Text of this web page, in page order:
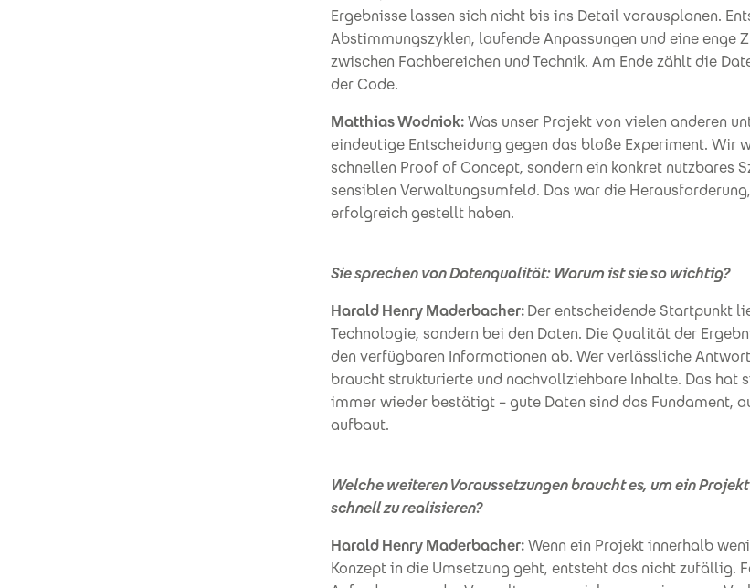
Ergebnisse lassen sich nicht bis ins Detail vorausplanen.
Abstimmungszyklen, laufende Anpassungen und eine enge
zwischen Fachbereichen und Technik. Am Ende zählt die
der Code.
Matthias Wodniok:Was unser Projekt von vielen anderen
eindeutige Entscheidung gegen das bloße Experiment. Wir
schnellen Proof of Concept, sondern ein konkret nutzbares
sensiblen Verwaltungsumfeld. Das war die
erfolgreich gestellt haben.
Sie sprechen von Datenqualität: Warum ist sie so wichtig?
Harald Henry Maderbacher:Der entscheidende Startpunkt
Technologie, sondern bei den Daten. Die Qualität der
den verfügbaren Informationen ab. Wer verlässliche
braucht strukturierte und nachvollziehbare Inhalte. Das hat
immer wieder bestätigt – gute Daten sind das Fundament,
aufbaut.
Welche weiteren Voraussetzungen braucht es, um ein Projekt
schnell zu realisieren?
Harald Henry Maderbacher:Wenn ein Projekt innerhalb
Konzept in die Umsetzung geht, entsteht das nicht zufällig.